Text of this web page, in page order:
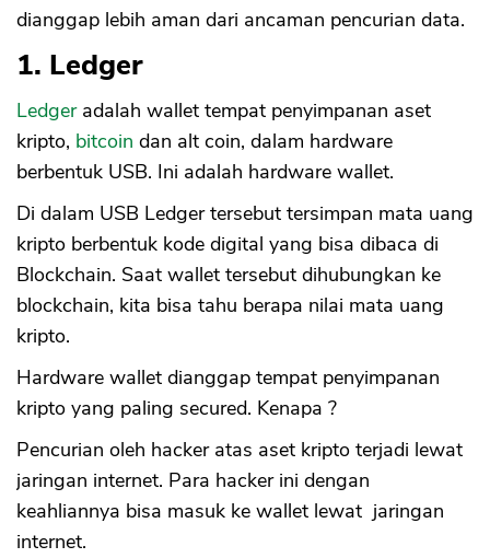
dianggap lebih aman dari ancaman pencurian data.
1. Ledger
Ledgeradalah wallet tempat penyimpanan aset
kripto, bitcoin dan alt coin, dalam hardware
berbentuk USB. Ini adalah hardware wallet.
Di dalam USB Ledger tersebut tersimpan mata uang
kripto berbentuk kode digital yang bisa dibaca di
Blockchain. Saat wallet tersebut dihubungkan ke
blockchain, kita bisa tahu berapa nilai mata uang
kripto.
Hardware wallet dianggap tempat penyimpanan
kripto yang paling secured. Kenapa ?
Pencurian oleh hacker atas aset kripto terjadi lewat
jaringan internet. Para hacker ini dengan
keahliannya bisa masuk ke wallet lewat jaringan
internet.